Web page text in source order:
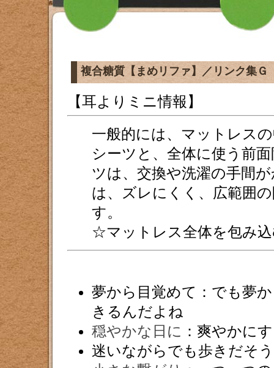
複合糖質【まめリファ】／リンク集Ｇ
【耳よりミニ情報】
一般的には、マットレス
シーツと、全体に使う前
ツは、交換や洗濯の手間
は、ズレにくく、広範囲
す。
☆マットレス全体を包み
夢から目覚めて：でも夢
きるんだよね
穏やかな日に ：爽やかに
迷いながらでも歩きだそ